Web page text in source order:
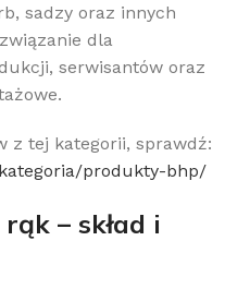
sadzy oraz innych
dla
serwisantów oraz
z tej kategorii, sprawdź:
produkty-bhp/
– skład i